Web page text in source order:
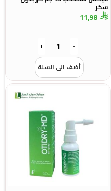
سكر
11,98
-
+
أضف الى السلة